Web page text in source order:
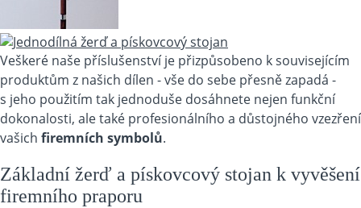
Veškeré naše příslušenství je přizpůsobeno k souvisejícím
produktům z našich dílen - vše do sebe přesně zapadá -
s jeho použitím tak jednoduše dosáhnete nejen funkční
dokonalosti, ale také profesionálního a důstojného vzezření
vašich firemních symbolů.
Základní žerď a pískovcový stojan k vyvěšení
firemního praporu